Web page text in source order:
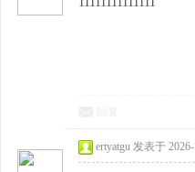
ertyatgu 发表于